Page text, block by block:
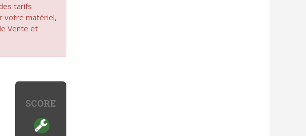
tarifs
votre matériel,
Vente et
SCORE